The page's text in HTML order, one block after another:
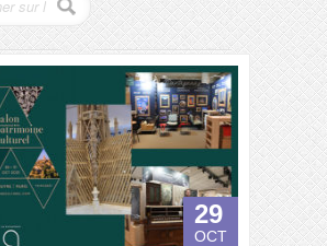
29
OCT